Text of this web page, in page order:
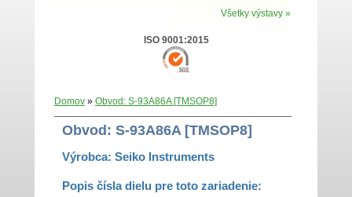
Všetky výstavy »
ISO 9001:2015
Domov » Obvod: S-93A86A [TMSOP8]
Obvod: S-93A86A [TMSOP8]
Výrobca: Seiko Instruments
Popis čísla dielu pre toto zariadenie: